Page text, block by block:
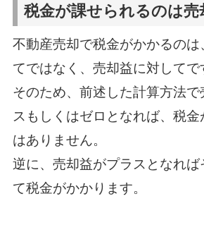
税金が課せられるのは売
不動産売却で税金がかかるのは
てではなく、売却益に対してで
そのため、前述した計算方法
スもしくはゼロとなれば、税金
はありません。
逆に、売却益がプラスとなれば
て税金がかかります。